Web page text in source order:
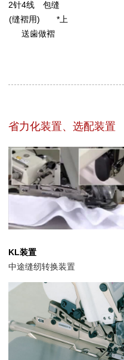
2针4线 包缝
(缝褶用) *上
送歯做褶
省力化装置、选配装置
KL装置
中途缝纫转换装置